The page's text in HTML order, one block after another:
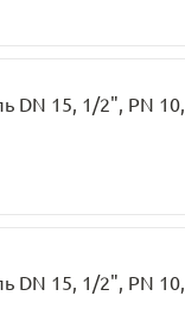
DN 15, 1/2", PN 10,
DN 15, 1/2", PN 10,